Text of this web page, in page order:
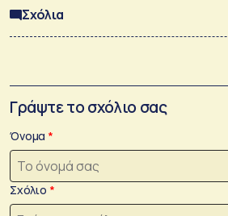
Σχόλια
Γράψτε το σχόλιο σας
Όνομα
Σχόλιο